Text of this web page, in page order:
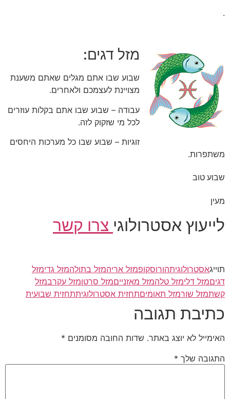
.
מזל דגים:
שבוע שבו אתם מגלים שאתם משענת
מצויינת לעצמכם ולאחרים.
עבודה – שבוע שבו אתם בקלות עוזרים
לכל מי שזקוק לזה.
זוגיות – שבוע שבו כל מערכות היחסים
משתפרות.
שבוע טוב
מעין
לייעוץ אסטרולוגי צרו קשר
תוייגאסטרולוגיתהורוסקופמזל אריהמזל בתולהמזל גדימזל
דגיםמזל דלימזל טלהמזל מאזנייםמזל סרטןמזל עקרבמזל
קשתמזל שורמזל תאומיםתחזית אסטרולוגיתתחזית שבועית
כתיבת תגובה
האימייל לא יוצג באתר. שדות החובה מסומנים *
התגובה שלך *